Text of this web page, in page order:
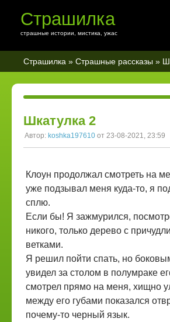
Страшилка
страшные истории, мистика, ужас
Страшилка » Страшные рассказы »
Шкатулка 2
Автор: koshka197610 от 23-08-2021, 23:59
Клоун продолжал смотреть на
уже подзывал меня куда-то, я
сплю.
Если бы! Я зажмурился,
никого, только дерево с
ветками.
Я решил пойти спать, но
увидел за столом в полумраке
смотрел прямо на меня, хищно
между его губами показался
почему-то черный язык.